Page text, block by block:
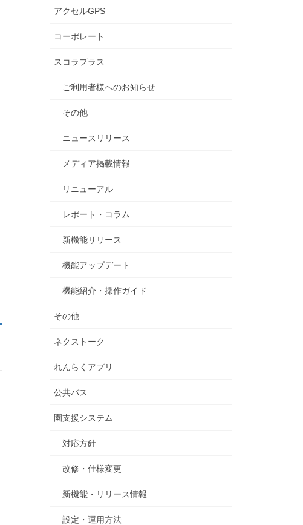
アクセルGPS
コーポレート
スコラプラス
ご利用者様へのお知らせ
その他
ニュースリリース
メディア掲載情報
リニューアル
レポート・コラム
新機能リリース
機能アップデート
機能紹介・操作ガイド
その他
ネクストーク
れんらくアプリ
公共バス
園支援システム
対応方針
改修・仕様変更
新機能・リリース情報
設定・運用方法